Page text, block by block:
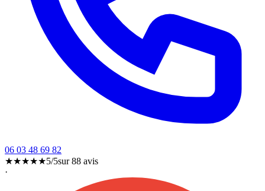
06 03 48 69 82
★★★★★5/5sur88 avis
·